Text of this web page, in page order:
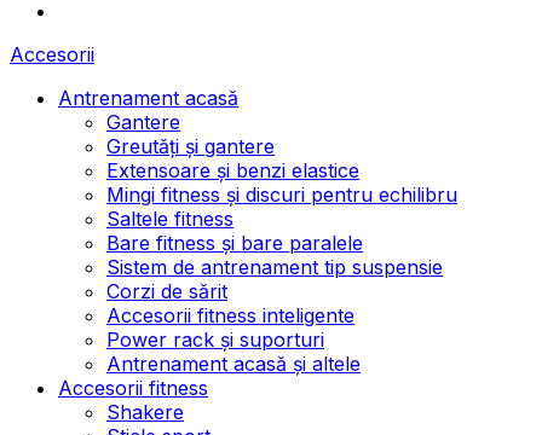
Accesorii
Antrenament acasă
Gantere
Greutăți și gantere
Extensoare și benzi elastice
Mingi fitness și discuri pentru echilibru
Saltele fitness
Bare fitness și bare paralele
Sistem de antrenament tip suspensie
Corzi de sărit
Accesorii fitness inteligente
Power rack și suporturi
Antrenament acasă și altele
Accesorii fitness
Shakere